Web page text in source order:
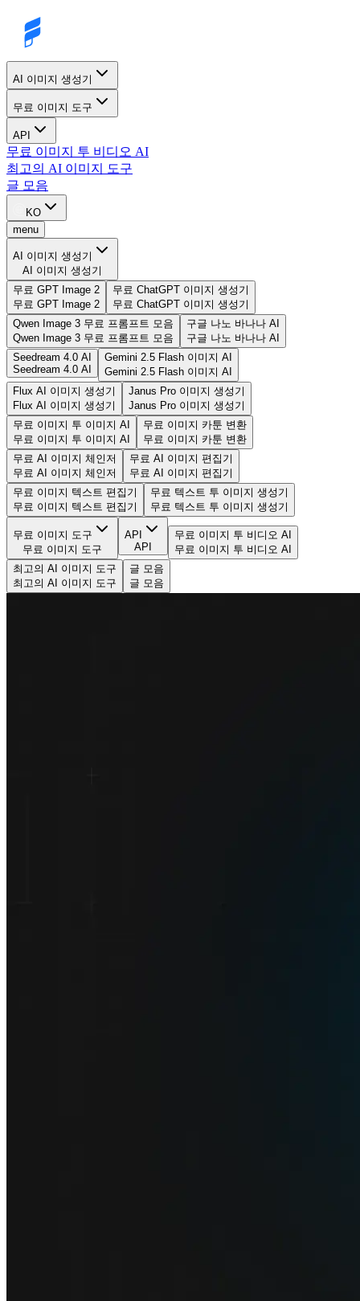
AI 이미지 생성기
무료 이미지 도구
API
무료 이미지 투 비디오 AI
최고의 AI 이미지 도구
글 모음
KO
menu
AI 이미지 생성기
AI 이미지 생성기
무료 GPT Image 2
무료 GPT Image 2
무료 ChatGPT 이미지 생성기
무료 ChatGPT 이미지 생성기
Qwen Image 3 무료 프롬프트 모음
Qwen Image 3 무료 프롬프트 모음
구글 나노 바나나 AI
구글 나노 바나나 AI
Seedream 4.0 AI
Seedream 4.0 AI
Gemini 2.5 Flash 이미지 AI
Gemini 2.5 Flash 이미지 AI
Flux AI 이미지 생성기
Flux AI 이미지 생성기
Janus Pro 이미지 생성기
Janus Pro 이미지 생성기
무료 이미지 투 이미지 AI
무료 이미지 투 이미지 AI
무료 이미지 카툰 변환
무료 이미지 카툰 변환
무료 AI 이미지 체인저
무료 AI 이미지 체인저
무료 AI 이미지 편집기
무료 AI 이미지 편집기
무료 이미지 텍스트 편집기
무료 이미지 텍스트 편집기
무료 텍스트 투 이미지 생성기
무료 텍스트 투 이미지 생성기
무료 이미지 도구
무료 이미지 도구
API
API
무료 이미지 투 비디오 AI
무료 이미지 투 비디오 AI
최고의 AI 이미지 도구
최고의 AI 이미지 도구
글 모음
글 모음